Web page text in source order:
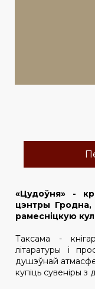
«Цудоўня» -
цэнтры
рамесніцкую
Таксама -
літаратуры і
душэўнай
купіць сувеніры з